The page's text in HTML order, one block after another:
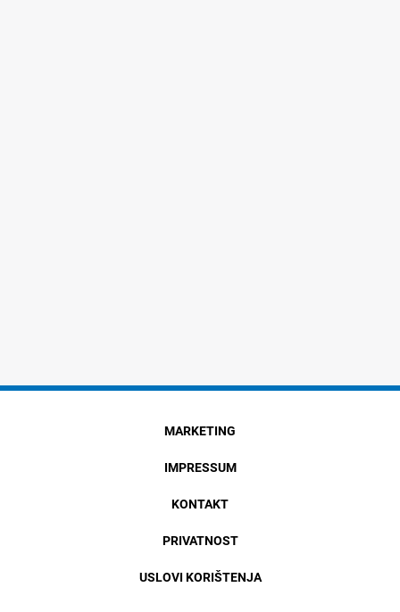
MARKETING
IMPRESSUM
KONTAKT
PRIVATNOST
USLOVI KORIŠTENJA